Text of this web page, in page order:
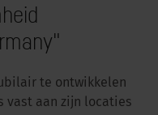
te ontwikkelen
vast aan zijn locaties